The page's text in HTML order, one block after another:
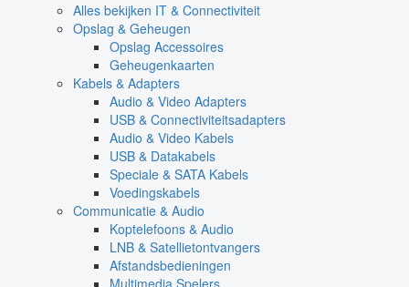
Alles bekijken IT & Connectiviteit
Opslag & Geheugen
Opslag Accessoires
Geheugenkaarten
Kabels & Adapters
Audio & Video Adapters
USB & Connectiviteitsadapters
Audio & Video Kabels
USB & Datakabels
Speciale & SATA Kabels
Voedingskabels
Communicatie & Audio
Koptelefoons & Audio
LNB & Satellietontvangers
Afstandsbedieningen